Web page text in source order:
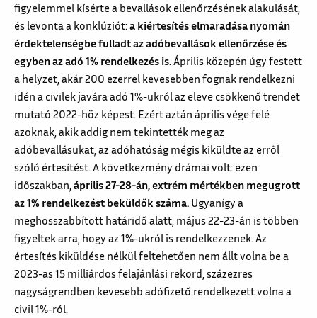
figyelemmel kísérte a bevallások ellenőrzésének alakulását,
és levonta a konklúziót:a kiértesítés elmaradása nyomán
érdektelenségbe fulladt az adóbevallások ellenőrzése és
egyben az adó 1% rendelkezés is.Április közepén úgy festett
a helyzet, akár 200 ezerrel kevesebben fognak rendelkezni
idén a civilek javára adó 1%-ukról az eleve csökkenő trendet
mutató 2022-höz képest. Ezért aztán április vége felé
azoknak, akik addig nem tekintették meg az
adóbevallásukat, az adóhatóság mégis kiküldte az erről
szóló értesítést. A következmény drámai volt: ezen
időszakban,április 27-28-án, extrém mértékben megugrott
az 1% rendelkezést beküldők száma. Ugyanígy a
meghosszabbított határidő alatt, május 22-23-án is többen
figyeltek arra, hogy az 1%-ukról is rendelkezzenek. Az
értesítés kiküldése nélkül feltehetően nem állt volna be a
2023-as 15 milliárdos felajánlási rekord, százezres
nagyságrendben kevesebb adófizető rendelkezett volna a
civil 1%-ról.